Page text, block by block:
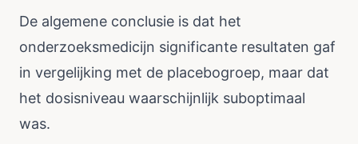
De algemene conclusie is dat het
onderzoeksmedicijn significante resultaten gaf
in vergelijking met de placebogroep, maar dat
het dosisniveau waarschijnlijk suboptimaal
was.